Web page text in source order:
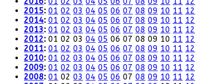
2015: 01 02 03 04 05 06 07 08 09 10 11 12
2014: 01 02 03 04 05 06 07 08 09 10 11 12
2013: 01 02 03 04 05 06 07 08 09 10 11 12
2012: 01 02 03 04 05 06 07 08 09 10 11 12
2011: 01 02 03 04 05 06 07 08 09 10 11 12
2010: 01 02 03 04 05 06 07 08 09 10 11 12
2009: 01 02 03 04 05 06 07 08 09 10 11 12
2008: 01 02 03 04 05 06 07 08 09 10 11 12